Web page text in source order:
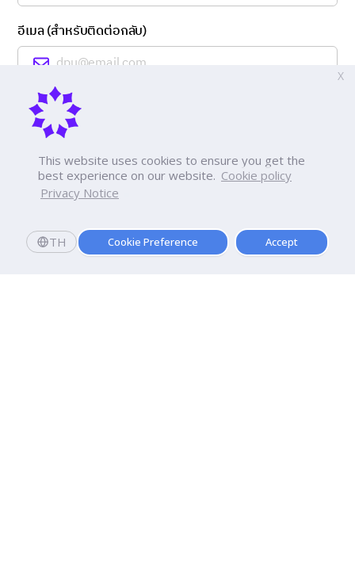
This website uses cookies to ensure you get the
best experience on our website. Cookie policy
Privacy Notice
TH Cookie Preference Accept
X
อีเมล (สำหรับติดต่อกลับ)
ผู้สมัครได้อ่านและทำความเข้าใจเกี่ยวกับ
การใช้งานคุกกี้ (Cookies)
บุคคลของมหาวิทยาลัยธุรกิจบัณฑิตย์ เรียบร้อยแล้ว
เริ่มต้นสมัครเรียน